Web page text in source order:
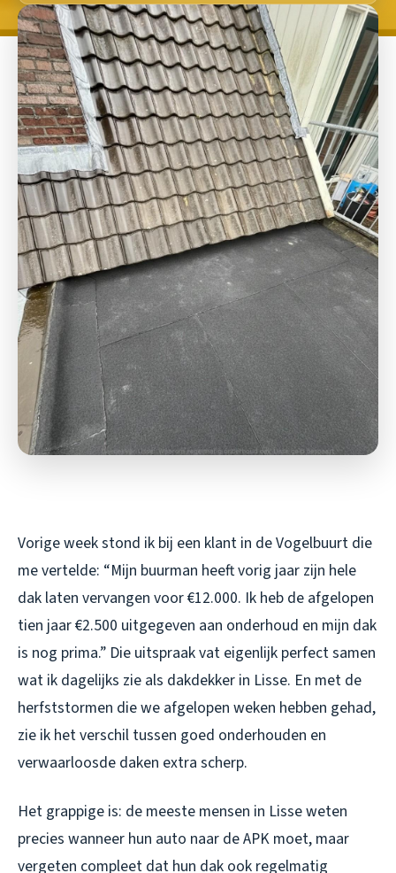
Vorige week stond ik bij een klant in de Vogelbuurt die
me vertelde: “Mijn buurman heeft vorig jaar zijn hele
dak laten vervangen voor €12.000. Ik heb de afgelopen
tien jaar €2.500 uitgegeven aan onderhoud en mijn dak
is nog prima.” Die uitspraak vat eigenlijk perfect samen
wat ik dagelijks zie als dakdekker in Lisse. En met de
herfststormen die we afgelopen weken hebben gehad,
zie ik het verschil tussen goed onderhouden en
verwaarloosde daken extra scherp.
Het grappige is: de meeste mensen in Lisse weten
precies wanneer hun auto naar de APK moet, maar
vergeten compleet dat hun dak ook regelmatig